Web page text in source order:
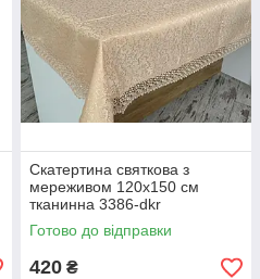
Скатертина святкова з
мереживом 120x150 см
тканинна 3386-dkr
Готово до відправки
420 ₴